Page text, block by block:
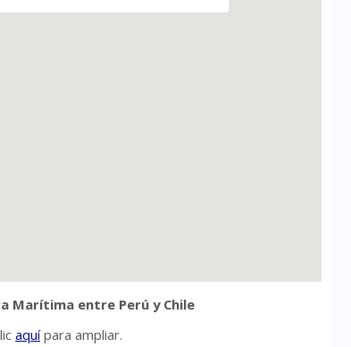
Marítima entre Perú y Chile
aquípara ampliar.